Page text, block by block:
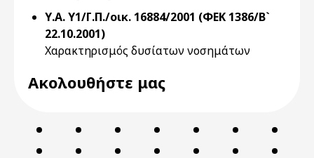
Υ.Α. Υ1/Γ.Π./οικ. 16884/2001 (ΦΕΚ 1386/Β`
22.10.2001)
Χαρακτηρισμός δυσίατων νοσημάτων
Ακολουθήστε μας